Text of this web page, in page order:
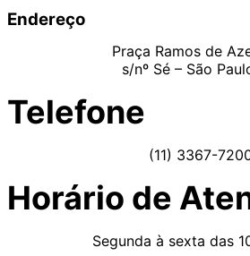
Endereço
Praça Ramos de
s/nº Sé – São
Telefone
(11) 3367-
Horário de
Segunda à sexta das